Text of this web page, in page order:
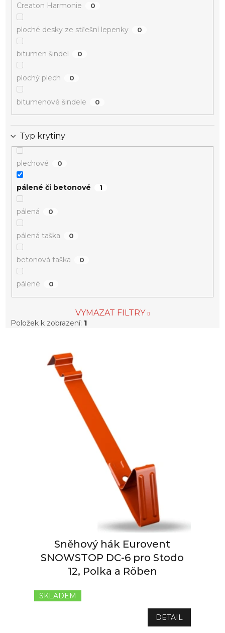
Creaton Harmonie 0
ploché desky ze střešní lepenky 0
bitumen šindel 0
plochý plech 0
bitumenové šindele 0
Typ krytiny
plechové 0
pálené či betonové 1
pálená 0
pálená taška 0
betonová taška 0
pálené 0
VYMAZAT FILTRY
Položek k zobrazení: 1
Sněhový hák Eurovent
SNOWSTOP DC-6 pro Stodo
12, Polka a Röben
SKLADEM
DETAIL